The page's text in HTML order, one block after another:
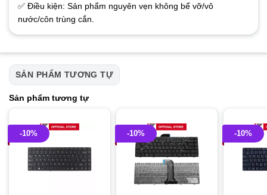
✅ Điều kiện: Sản phẩm nguyên vẹn không bể vỡ/vô
nước/côn trùng cắn.
SẢN PHẨM TƯƠNG TỰ
Sản phẩm tương tự
-10% -10% -10%